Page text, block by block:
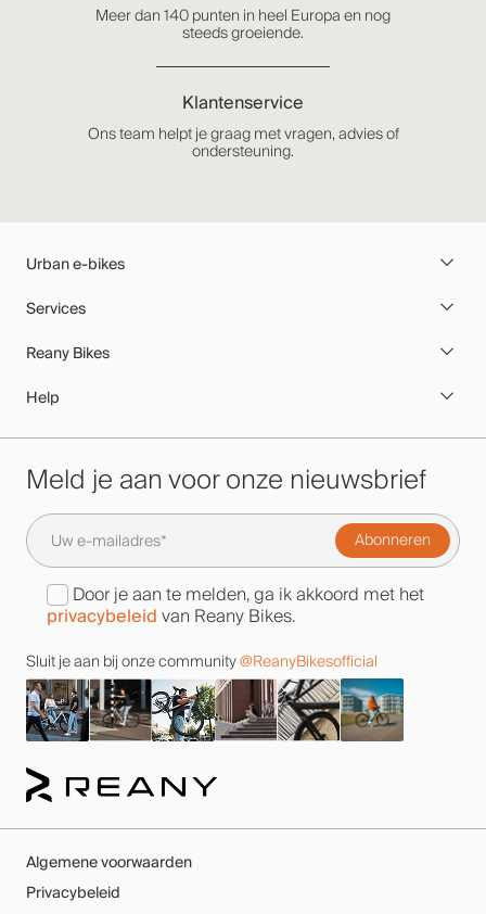
Meer dan 140 punten in heel Europa en nog
steeds groeiende.
Klantenservice
Ons team helpt je graag met vragen, advies of
ondersteuning.
Urban e-bikes
Services
Reany Bikes
Help
Meld je aan voor onze nieuwsbrief
Door je aan te melden, ga ik akkoord met het
privacybeleid van Reany Bikes.
Sluit je aan bij onze community@ReanyBikesofficial
Algemene voorwaarden
Privacybeleid